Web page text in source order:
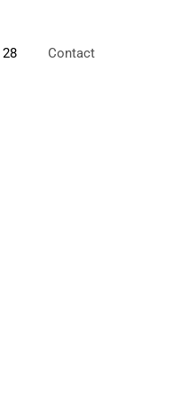
28 Contact